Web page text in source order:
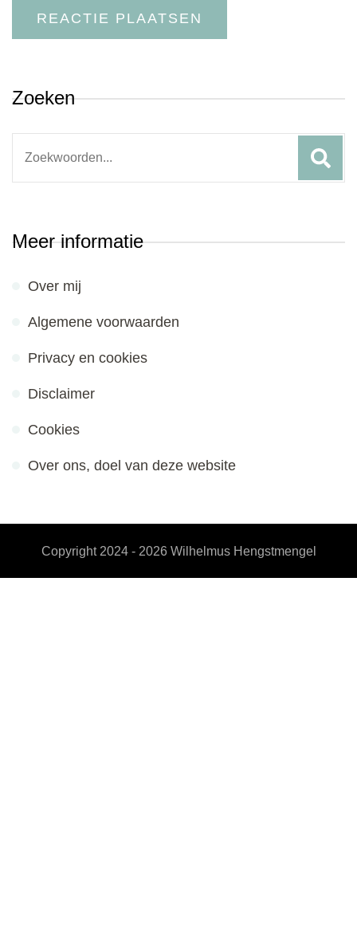
Zoeken
Meer informatie
Over mij
Algemene voorwaarden
Privacy en cookies
Disclaimer
Cookies
Over ons, doel van deze website
Copyright 2024 - 2026 Wilhelmus Hengstmengel